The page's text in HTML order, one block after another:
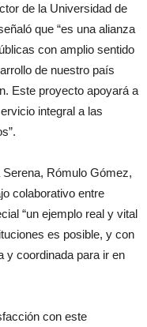
de la Universidad de
que “es una alianza
con amplio sentido
de nuestro país
Este proyecto apoyará a
integral a las
Rómulo Gómez,
colaborativo entre
“un ejemplo real y vital
es posible, y con
y coordinada para ir en
con este